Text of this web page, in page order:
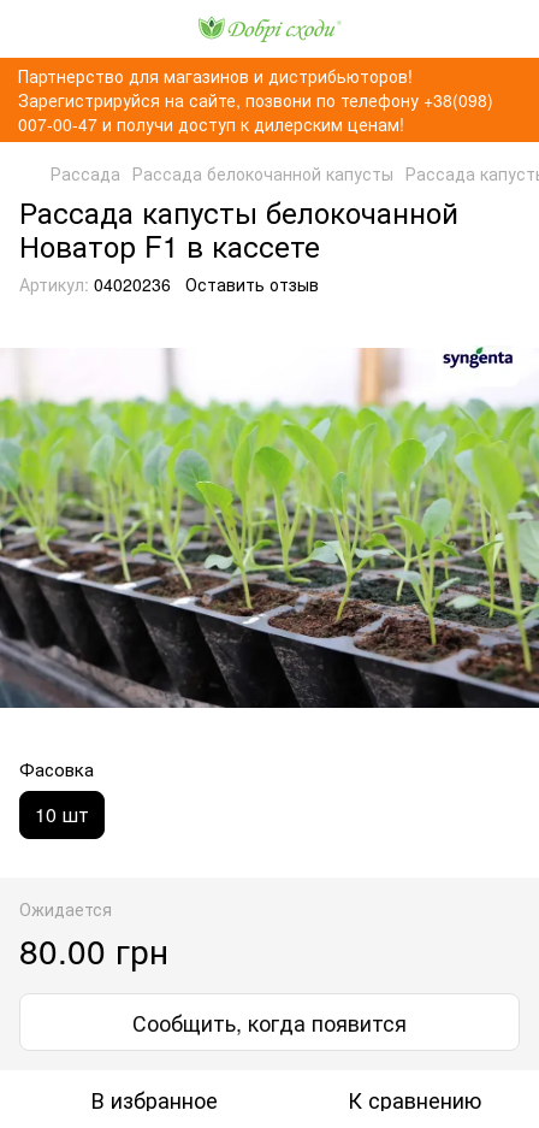
Партнерство для магазинов и дистрибьюторов!
Зарегистрируйся на сайте, позвони по телефону +38(098)
007-00-47 и получи доступ к дилерским ценам!
Рассада Рассада белокочанной капусты Рассада
Рассада капусты белокочанной
Новатор F1 в кассете
Артикул: 04020236 Оставить отзыв
Фасовка
10 шт
Ожидается
80.00 грн
Сообщить, когда появится
В избранное К сравнению